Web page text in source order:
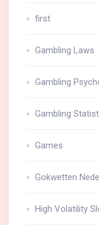
first
Gambling Laws
Gambling
Gambling
Games
Gokwetten
High Volatility